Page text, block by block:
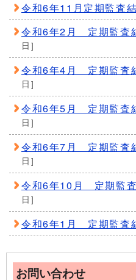
令和6年11月定期監査
令和6年2月 定期監査
日]
令和6年4月 定期監査
日]
令和6年5月 定期監査
日]
令和6年7月 定期監査
日]
令和6年10月 定期監
日]
令和6年1月 定期監査
お問い合わせ